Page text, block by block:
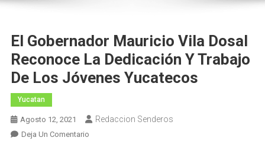
El Gobernador Mauricio Vila Dosal
Reconoce La Dedicación Y Trabajo
De Los Jóvenes Yucatecos
Yucatan
Agosto 12, 2021 Redaccion Senderos
Deja Un ComentarioEn